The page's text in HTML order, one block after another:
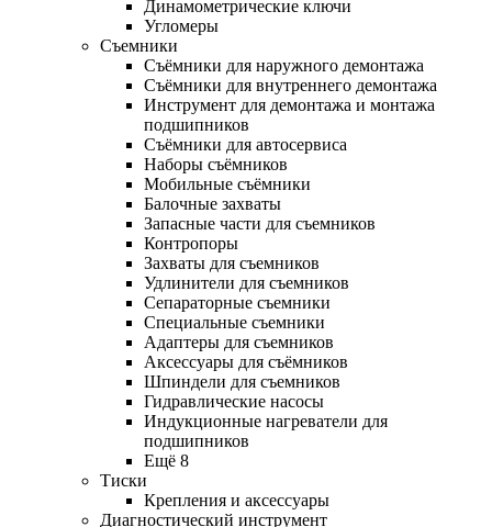
Динамометрические ключи
Угломеры
Съемники
Съёмники для наружного демонтажа
Съёмники для внутреннего демонтажа
Инструмент для демонтажа и монтажа
подшипников
Съёмники для автосервиса
Наборы съёмников
Мобильные съёмники
Балочные захваты
Запасные части для съемников
Контропоры
Захваты для съемников
Удлинители для съемников
Сепараторные съемники
Специальные съемники
Адаптеры для съемников
Аксессуары для съёмников
Шпиндели для съемников
Гидравлические насосы
Индукционные нагреватели для
подшипников
Ещё 8
Тиски
Крепления и аксессуары
Диагностический инструмент